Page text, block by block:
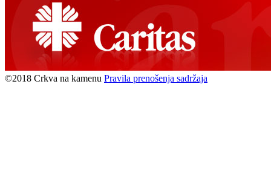
©2018 Crkva na kamenu Pravila prenošenja sadržaja